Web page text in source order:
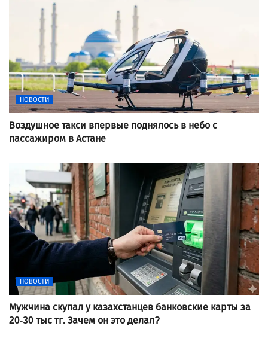
НОВОСТИ
Воздушное такси впервые поднялось в небо с
пассажиром в Астане
НОВОСТИ
Мужчина скупал у казахстанцев банковские карты за
20-30 тыс тг. Зачем он это делал?